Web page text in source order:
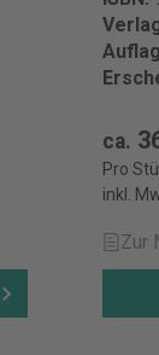
ca.
Pro
inkl.
Zur